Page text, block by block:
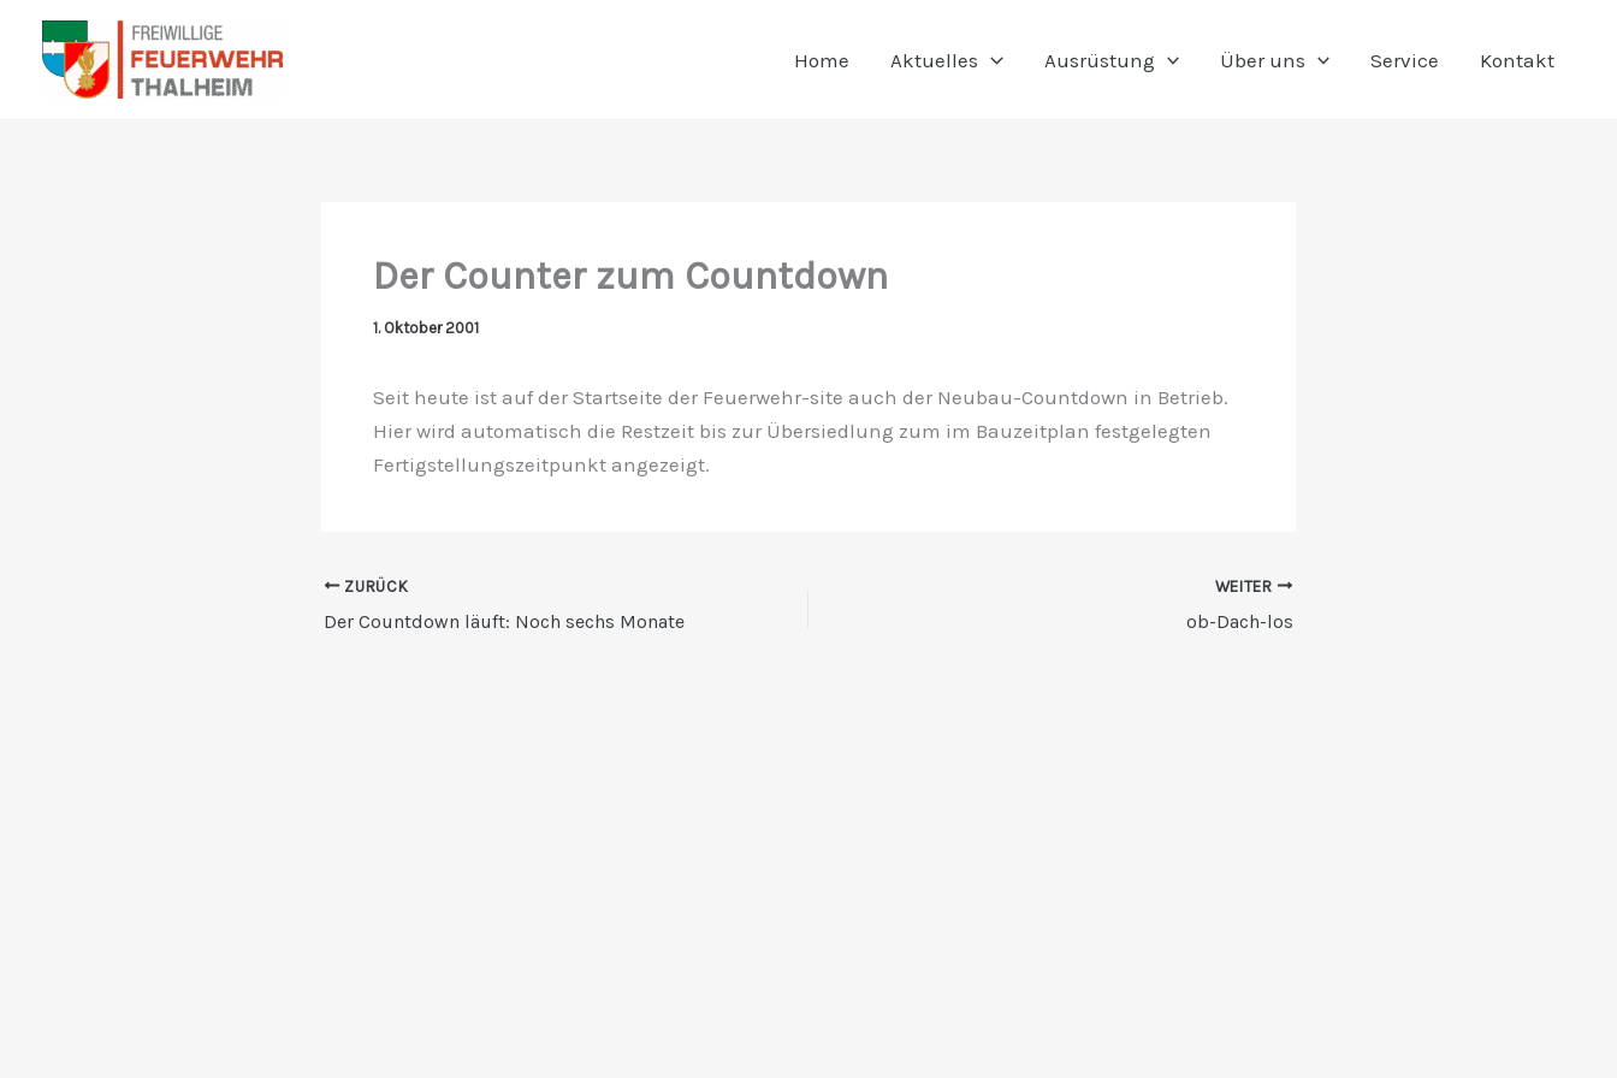
Zum
Inhalt
springen
Home Aktuelles Ausrüstung Über uns Service Kontakt
Der Counter zum Countdown
1. Oktober 2001
Seit heute ist auf der Startseite der Feuerwehr-site auch der Neubau-Countdown in Betrieb.
Hier wird automatisch die Restzeit bis zur Übersiedlung zum im Bauzeitplan festgelegten
Fertigstellungszeitpunkt angezeigt.
ZURÜCK
Der Countdown läuft: Noch sechs Monate
WEITER
ob-Dach-los